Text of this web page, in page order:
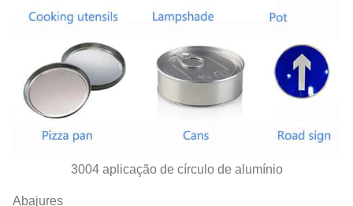
3004 aplicação de círculo de alumínio
Abajures